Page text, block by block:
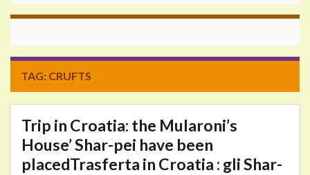
TAG: CRUFTS
Trip in Croatia: the Mularoni’s
House’ Shar-pei have been
placedTrasferta in Croatia : gli Shar-